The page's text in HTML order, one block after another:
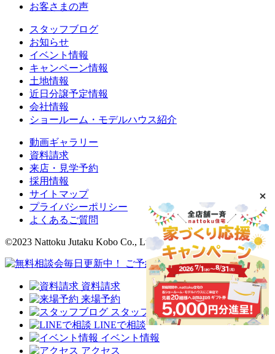
お客さまの声
スタッフブログ
お知らせ
イベント情報
キャンペーン情報
土地情報
近日分譲予定情報
会社情報
ショールーム・モデルハウス紹介
動画ギャラリー
資料請求
来店・見学予約
採用情報
サイトマップ
プライバシーポリシー
よくあるご質問
©2023 Nattoku Jutaku Kobo Co., Ltd.
資料請求
来場予約
スタッフブログ
LINEで相談
イベント情報
アクセス